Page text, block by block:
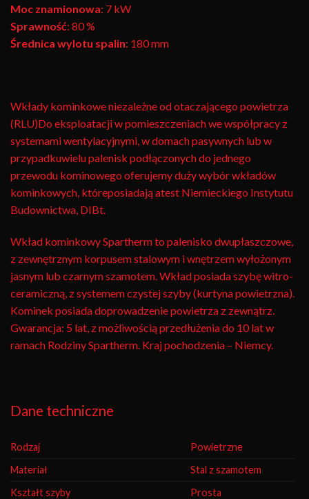
Moc znamionowa: 7 kW
Sprawność: 80%
Średnica wylotu spalin: 180 mm
Wkłady kominkowe niezależne od otaczającego powietrza
(RLU)Do eksploatacji w pomieszczeniach we współpracy z
systemami wentylacyjnymi, w domach pasywnych lub w
przypadkuwielu palenisk podłączonych do jednego
przewodu kominowego oferujemy duży wybór wkładów
kominkowych, któreposiadają atest Niemieckiego Instytutu
Budownictwa, DIBt.
Wkład kominkowy Spartherm to palenisko dwupłaszczowe,
z zewnętrznym korpusem stalowym i wnętrzem wyłożonym
jasnym lub czarnym szamotem. Wkład posiada szybę witro-
ceramiczną, z systemem czystej szyby (kurtyna powietrzna).
Kominek posiada doprowadzenie powietrza z zewnątrz.
Gwarancja: 5 lat, z możliwością przedłużenia do 10 lat w
ramach Rodziny Spartherm. Kraj pochodzenia – Niemcy.
Dane techniczne
Rodzaj
Powietrzne
Materiał
Stal z szamotem
Kształt szyby
Prosta